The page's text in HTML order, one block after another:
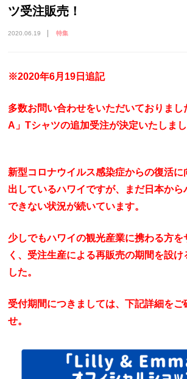
ツ受注販売！
2020.06.19 特集
※2020年6月19日追記
多数お問い合わせをいただいておりまし
A」Tシャツの追加受注が決定いたしまし
新型コロナウイルス感染症からの復活に
出しているハワイですが、まだ日本から
できない状況が続いています。
少しでもハワイの観光産業に携わる方を
く、受注生産による再販売の期間を設け
した。
受付期間につきましては、下記詳細をご
せ。